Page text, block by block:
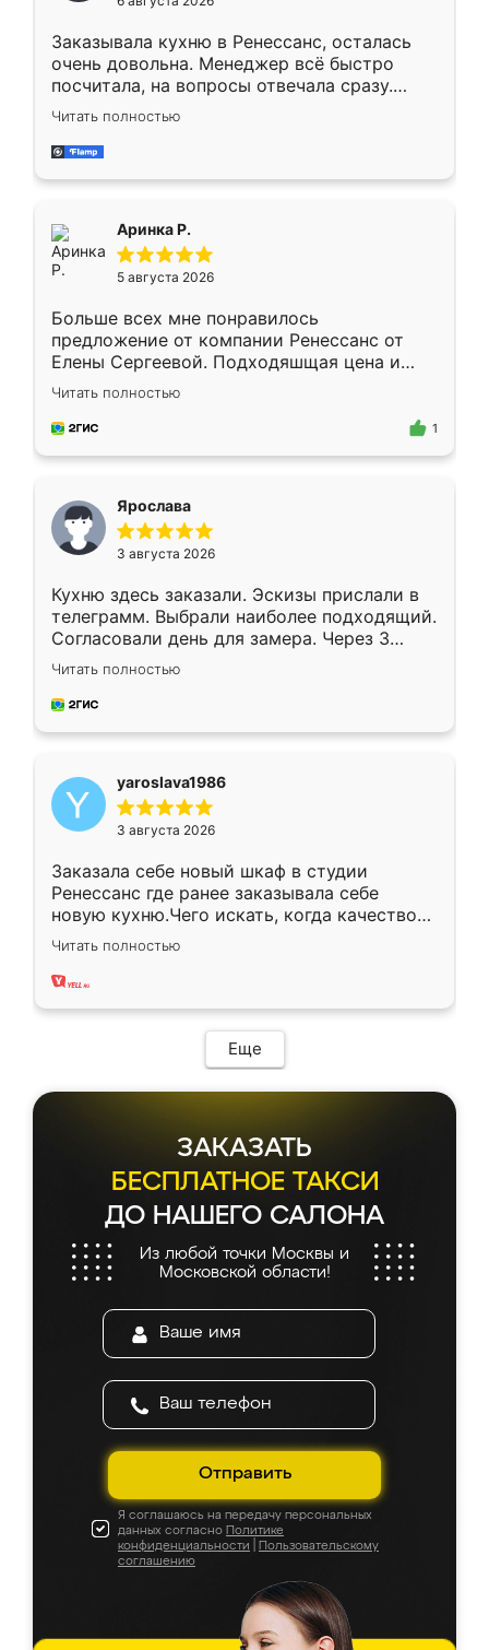
мебели буду заказывать только здесь.
Заказывала кухню в Ренессанс, осталась
очень довольна. Менеджер всё быстро
посчитала, на вопросы отвечала сразу.
Замерщик приехал в субботу, подошёл к
делу со всей ответственностью. Собрали
за день, ребята работали аккуратно, даже
Читать полностью
Аринка Р.
5 августа 2026
Больше всех мне понравилось
предложение от компании Ренессанс от
Елены Сергеевой. Подходяшщая цена и
короткие сроки изготовления. Приехавший
для замера сотрудник Владислав
предложил по моему эскизу самый
Читать полностью
1
Ярослава
3 августа 2026
Кухню здесь заказали. Эскизы прислали в
телеграмм. Выбрали наиболее подходящий.
Согласовали день для замера. Через 3
недели кухня была уже готова. Остались
довольны работой. Спасибо Ренессанс
мебель за качественную работу!
Читать полностью
yaroslava1986
3 августа 2026
Заказала себе новый шкаф в студии
Ренессанс где ранее заказывала себе
новую кухню.Чего искать, когда качеством
вполне довольна. Служит кухня уже почти
два года, нареканий нет.
Читать полностью
Еще
ЗАКАЗАТЬ
БЕСПЛАТНОЕ ТАКСИ
ДО НАШЕГО САЛОНА
Из любой точки Москвы и
Московской области!
Отправить
Я соглашаюсь на передачу персональных
данных согласно Политике
конфиденциальности
Пользовательскому
соглашению